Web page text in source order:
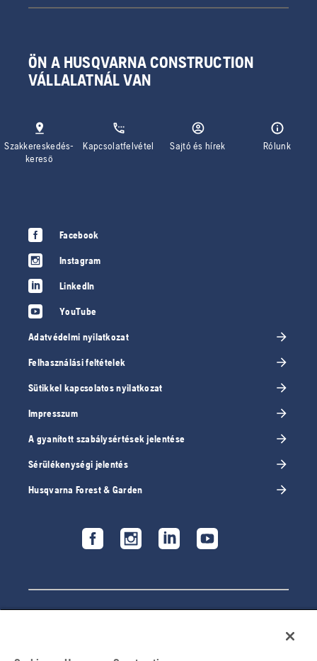
ÖN A HUSQVARNA CONSTRUCTION
VÁLLALATNÁL VAN
Szakkereskedés-
kereső
Kapcsolatfelvétel Sajtó és hírek Rólunk
Facebook
Instagram
LinkedIn
YouTube
Adatvédelmi nyilatkozat
Felhasználási feltételek
Sütikkel kapcsolatos nyilatkozat
Impresszum
A gyanított szabálysértések jelentése
Sérülékenységi jelentés
Husqvarna Forest & Garden